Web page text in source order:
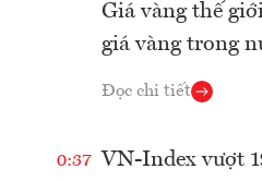
Giá vàng thế
giá vàng trong
Đọc chi tiết
0:37
VN-Index vượt